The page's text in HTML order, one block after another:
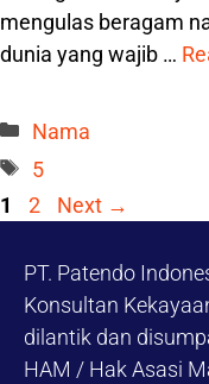
mengulas beragam
dunia yang wajib …
Categories
Nama
Tags
5
Page
1 Page
2 Next →
PT. Patendo
Konsultan
dilantik dan
HAM / Hak Asasi